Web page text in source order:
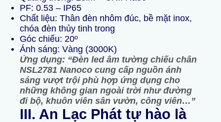
PF: 0.53 – IP65
Chất liệu: Thân đèn nhôm đúc, bề mặt inox,
chóa đèn thủy tinh trong
Góc chiếu: 20º
Ánh sáng: Vàng (3000K)
Ứng dụng: “Đèn led âm tường chiếu chân
NSL2781 Nanoco cung cấp nguồn ánh
sáng vượt trội phù hợp ứng dụng cho
những không gian ngoài trời như đường
đi bộ, khuôn viên sân vườn, công viên…”
III. An Lạc Phát tự hào là